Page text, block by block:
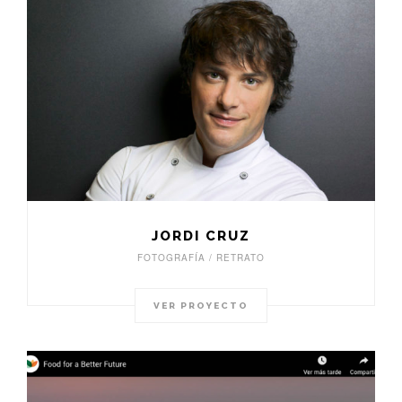
JORDI CRUZ
FOTOGRAFÍA / RETRATO
VER PROYECTO